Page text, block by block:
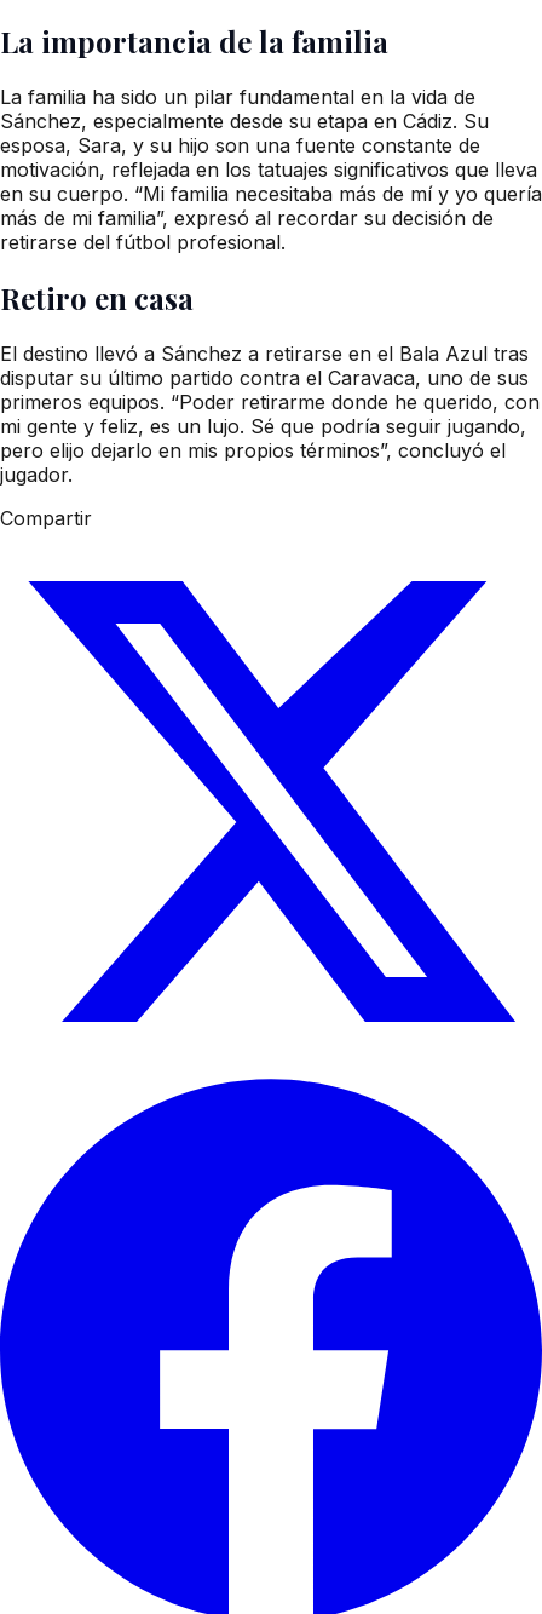
La importancia de la familia
La familia ha sido un pilar fundamental en la vida de
Sánchez, especialmente desde su etapa en Cádiz. Su
esposa, Sara, y su hijo son una fuente constante de
motivación, reflejada en los tatuajes significativos que lleva
en su cuerpo. “Mi familia necesitaba más de mí y yo quería
más de mi familia”, expresó al recordar su decisión de
retirarse del fútbol profesional.
Retiro en casa
El destino llevó a Sánchez a retirarse en el Bala Azul tras
disputar su último partido contra el Caravaca, uno de sus
primeros equipos. “Poder retirarme donde he querido, con
mi gente y feliz, es un lujo. Sé que podría seguir jugando,
pero elijo dejarlo en mis propios términos”, concluyó el
jugador.
Compartir